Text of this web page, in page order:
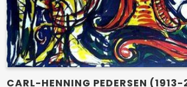
CARL-HENNING PEDERSEN